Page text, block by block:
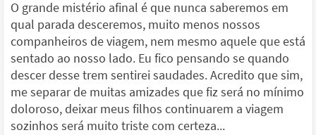
O grande mistério afinal é que nunca saberemos em
qual parada desceremos, muito menos nossos
companheiros de viagem, nem mesmo aquele que está
sentado ao nosso lado. Eu fico pensando se quando
descer desse trem sentirei saudades. Acredito que sim,
me separar de muitas amizades que fiz será no mínimo
doloroso, deixar meus filhos continuarem a viagem
sozinhos será muito triste com certeza...